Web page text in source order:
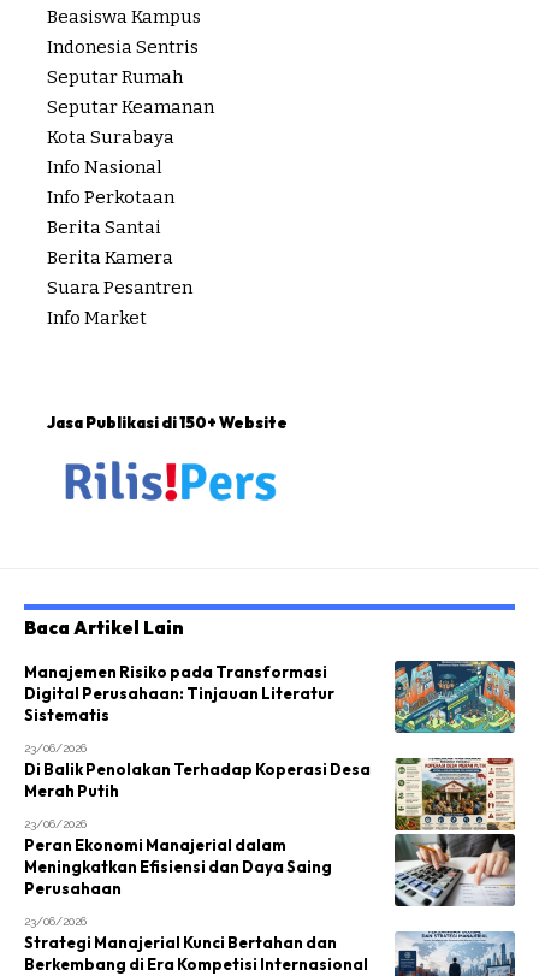
Beasiswa Kampus
Indonesia Sentris
Seputar Rumah
Seputar Keamanan
Kota Surabaya
Info Nasional
Info Perkotaan
Berita Santai
Berita Kamera
Suara Pesantren
Info Market
Jasa Publikasi di 150+ Website
Baca Artikel Lain
Manajemen Risiko pada Transformasi
Digital Perusahaan: Tinjauan Literatur
Sistematis
23/06/2026
Di Balik Penolakan Terhadap Koperasi Desa
Merah Putih
23/06/2026
Peran Ekonomi Manajerial dalam
Meningkatkan Efisiensi dan Daya Saing
Perusahaan
23/06/2026
Strategi Manajerial Kunci Bertahan dan
Berkembang di Era Kompetisi Internasional